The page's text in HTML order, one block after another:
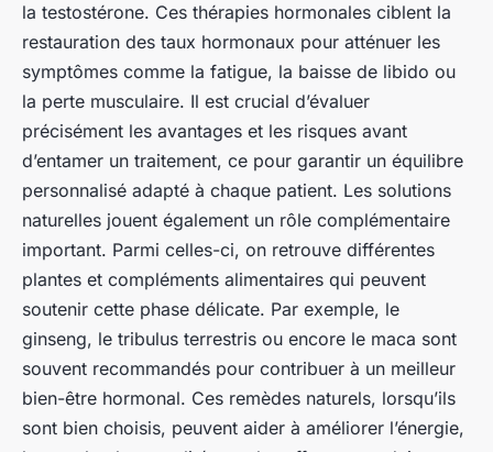
la testostérone. Ces thérapies hormonales ciblent la
restauration des taux hormonaux pour atténuer les
symptômes comme la fatigue, la baisse de libido ou
la perte musculaire. Il est crucial d’évaluer
précisément les avantages et les risques avant
d’entamer un traitement, ce pour garantir un équilibre
personnalisé adapté à chaque patient. Les solutions
naturelles jouent également un rôle complémentaire
important. Parmi celles-ci, on retrouve différentes
plantes et compléments alimentaires qui peuvent
soutenir cette phase délicate. Par exemple, le
ginseng, le tribulus terrestris ou encore le maca sont
souvent recommandés pour contribuer à un meilleur
bien-être hormonal. Ces remèdes naturels, lorsqu’ils
sont bien choisis, peuvent aider à améliorer l’énergie,